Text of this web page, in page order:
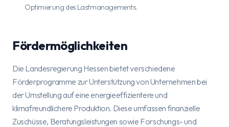
Optimierung des Lastmanagements.
Fördermöglichkeiten
Die Landesregierung Hessen bietet verschiedene
Förderprogramme zur Unterstützung von Unternehmen bei
der Umstellung auf eine energieeffizientere und
klimafreundlichere Produktion. Diese umfassen finanzielle
Zuschüsse, Beratungsleistungen sowie Forschungs- und